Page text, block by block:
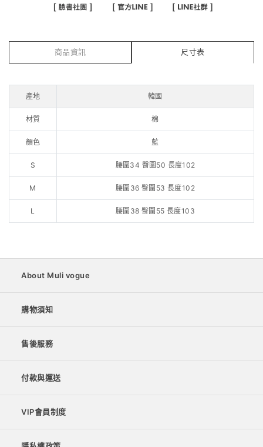
商品資訊 尺寸表
產地 韓國
材質 棉
顏色 藍
S 腰圍34 臀圍50 長度102
M 腰圍36 臀圍53 長度102
L 腰圍38 臀圍55 長度103
About Muli vogue
購物須知
售後服務
付款與運送
VIP會員制度